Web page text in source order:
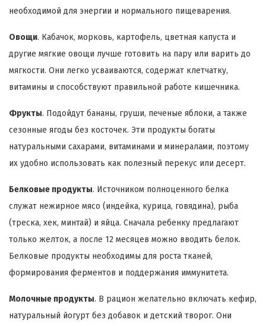
необходимой для энергии и нормального пищеварения.
Овощи. Кабачок, морковь, картофель, цветная капуста и
другие мягкие овощи лучше готовить на пару или варить до
мягкости. Они легко усваиваются, содержат клетчатку,
витамины и способствуют правильной работе кишечника.
Фрукты. Подойдут бананы, груши, печеные яблоки, а также
сезонные ягоды без косточек. Эти продукты богаты
натуральными сахарами, витаминами и минералами, поэтому
их удобно использовать как полезный перекус или десерт.
Белковые продукты. Источником полноценного белка
служат нежирное мясо (индейка, курица, говядина), рыба
(треска, хек, минтай) и яйца. Сначала ребенку предлагают
только желток, а после 12 месяцев можно вводить белок.
Белковые продукты необходимы для роста тканей,
формирования ферментов и поддержания иммунитета.
Молочные продукты. В рацион желательно включать кефир,
натуральный йогурт без добавок и детский творог. Они